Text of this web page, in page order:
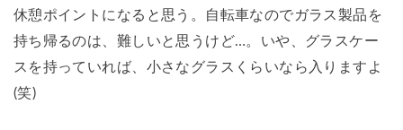
休憩ポイントになると思う。自転車なのでガラス製品を
持ち帰るのは、難しいと思うけど…。いや、グラスケー
スを持っていれば、小さなグラスくらいなら入りますよ
(笑)